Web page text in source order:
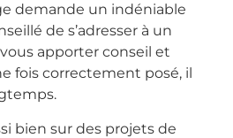
demande un indéniable
de s’adresser à un
apporter conseil et
fois correctement posé, il
bien sur des projets de